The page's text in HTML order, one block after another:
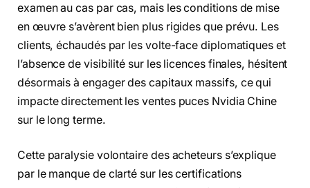
examen au cas par cas, mais les conditions de mise
en œuvre s’avèrent bien plus rigides que prévu. Les
clients, échaudés par les volte-face diplomatiques et
l’absence de visibilité sur les licences finales, hésitent
désormais à engager des capitaux massifs, ce qui
impacte directement les ventes puces Nvidia Chine
sur le long terme.
Cette paralysie volontaire des acheteurs s’explique
par le manque de clarté sur les certifications